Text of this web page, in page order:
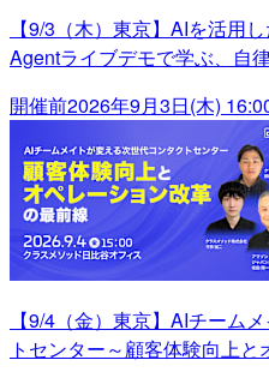
【9/3（木）東京】AIを活用
Agentライブデモで学ぶ、自
開催前2026年9月3日(木)
【9/4（金）東京】AIチーム
トセンター～顧客体験向上